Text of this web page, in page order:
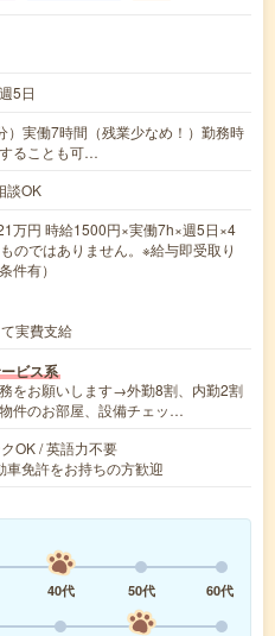
5日
実働7時間（残業少なめ！）勤務時
ることも可…
談OK
円 時給1500円×実働7h×週5日×4
のではありません。※給与即受取り
件有）
実費支給
ビス系
をお願いします→外勤8割、内勤2割
件のお部屋、設備チェッ…
OK / 英語力不要
免許をお持ちの方歓迎
40代 50代
60代